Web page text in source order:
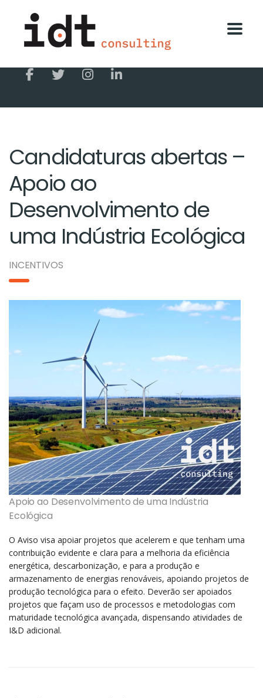
Candidaturas abertas –
Apoio ao
Desenvolvimento de
uma Indústria Ecológica
INCENTIVOS
Apoio ao Desenvolvimento de uma Indústria
Ecológica
O Aviso visa apoiar projetos que acelerem e que tenham uma
contribuição evidente e clara para a melhoria da eficiência
energética, descarbonização, e para a produção e
armazenamento de energias renováveis, apoiando projetos de
produção tecnológica para o efeito. Deverão ser apoiados
projetos que façam uso de processos e metodologias com
maturidade tecnológica avançada, dispensando atividades de
I&D adicional.